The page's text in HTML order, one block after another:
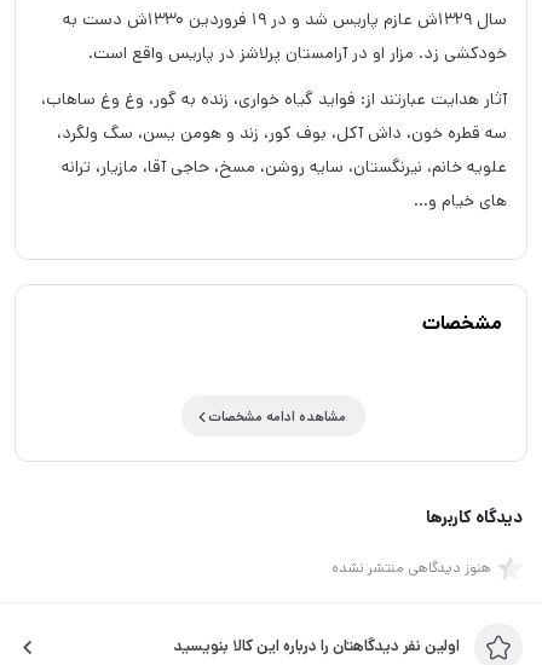
سال 1329ش عازم پاریس شد و در 19 فروردین 1330ش دست به
خودکشی زد. مزار او در آرامستان پرلاشز در پاریس واقع است.
آثار هدایت عبارتند از: فواید گیاه خواری، زنده به گور، وغ وغ ساهاب،
سه قطره خون، داش آکل، بوف کور، زند و هومن یسن، سگ ولگرد،
علویه خانم، نیرنگستان، سایه روشن، مسخ، حاجی آقا، مازیار، ترانه
های خیام و...
مشخصات
مشاهده ادامه مشخصات
دیدگاه کاربرها
هنوز دیدگاهی منتشر نشده
اولین نفر دیدگاهتان را درباره این کالا بنویسید